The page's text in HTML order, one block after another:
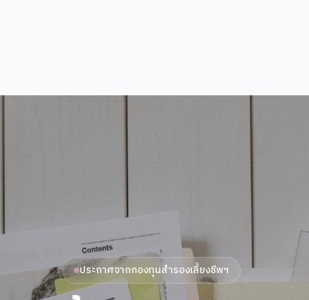
ประกาศจากกองทุนสำรองเลี้ยงชีพฯ